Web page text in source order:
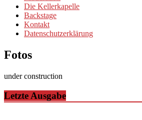
Die Kellerkapelle
Backstage
Kontakt
Datenschutzerklärung
Fotos
under construction
Letzte Ausgabe